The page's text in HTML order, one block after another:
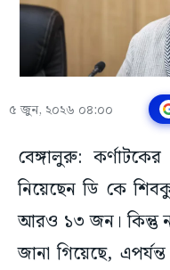
৫ জুন, ২০২৬ ০৪:০০
বেঙ্গালুরু:
নিয়েছেন ডি কে
আরও ১৩ জন। কিন্তু
জানা গিয়েছে,